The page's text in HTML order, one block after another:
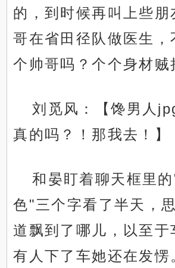
的，到时候再叫上些朋
哥在省田径队做医生，
个帅哥吗？个个身材贼
刘觅风：【馋男人
真的吗？！那我去！】
和晏盯着聊天框里
色"三个字看了半天，
道飘到了哪儿，以至于
有人下了车她还在发愣